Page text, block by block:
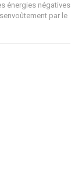
énergies négatives
par le